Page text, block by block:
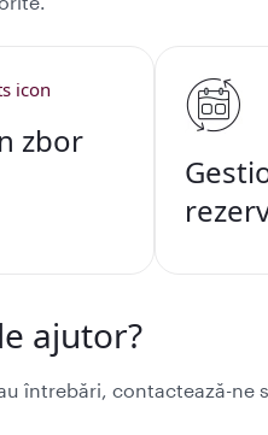
zbor
ajutor?
întrebări, contactează-